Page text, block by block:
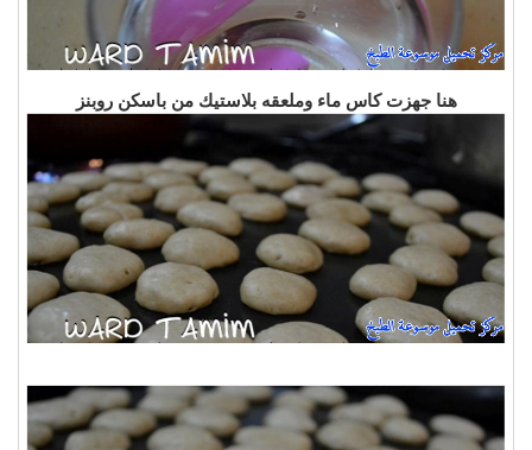
هنا جهزت كاس ماء وملعقه بلاستيك من باسكن روبنز